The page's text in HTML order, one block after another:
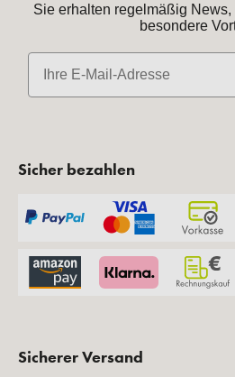
Sie erhalten regelmäßig
besondere
E-Mail
Sicher bezahlen
Sicherer Versand